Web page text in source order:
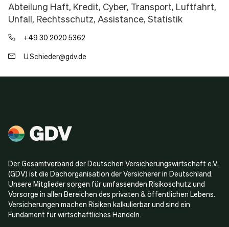
Abteilung Haft, Kredit, Cyber, Transport, Luftfahrt,
Unfall, Rechtsschutz, Assistance, Statistik
+49 30 2020 5362
U.Schieder@gdv.de
Der Gesamtverband der Deutschen Versicherungswirtschaft e.V.
(GDV) ist die Dachorganisation der Versicherer in Deutschland.
Unsere Mitglieder sorgen für umfassenden Risikoschutz und
Vorsorge in allen Bereichen des privaten & öffentlichen Lebens.
Versicherungen machen Risiken kalkulierbar und sind ein
Fundament für wirtschaftliches Handeln.